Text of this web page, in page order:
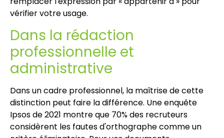
vérifier votre usage.
Dans la rédaction
professionnelle et
administrative
Dans un cadre professionnel, la maîtrise de cette
distinction peut faire la différence. Une enquête
Ipsos de 2021 montre que 70% des recruteurs
considèrent les fautes d'orthographe comme un